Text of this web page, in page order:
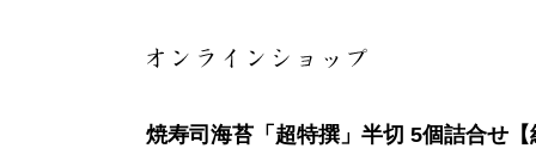
焼寿司海苔「超特撰」半切 5個詰合せ【